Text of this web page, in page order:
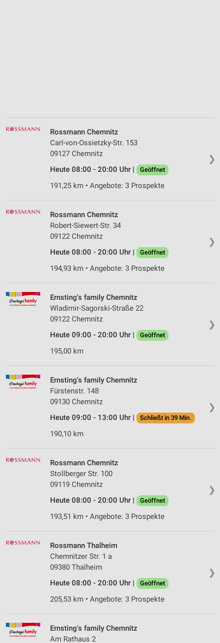
❯
Rossmann Chemnitz
Carl-von-Ossietzky-Str. 153
09127 Chemnitz
Heute 08:00 - 20:00 Uhr |
Geöffnet
191,25 km • Angebote: 3 Prospekte
❯
Rossmann Chemnitz
Robert-Siewert-Str. 34
09122 Chemnitz
Heute 08:00 - 20:00 Uhr |
Geöffnet
194,93 km • Angebote: 3 Prospekte
❯
Ernsting's family Chemnitz
Wladimir-Sagorski-Straße 22
09122 Chemnitz
Heute 09:00 - 20:00 Uhr |
Geöffnet
195,00 km
❯
Ernsting's family Chemnitz
Fürstenstr. 148
09130 Chemnitz
Heute 09:00 - 13:00 Uhr |
Schließt in 39 Min.
190,10 km
❯
Rossmann Chemnitz
Stollberger Str. 100
09119 Chemnitz
Heute 08:00 - 20:00 Uhr |
Geöffnet
193,51 km • Angebote: 3 Prospekte
❯
Rossmann Thalheim
Chemnitzer Str. 1 a
09380 Thalheim
Heute 08:00 - 20:00 Uhr |
Geöffnet
205,53 km • Angebote: 3 Prospekte
Ernsting's family Chemnitz
Am Rathaus 2